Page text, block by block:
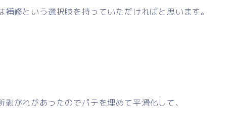
補修という選択肢を持っていただければと思います。
剥がれがあったのでパテを埋めて平滑化して、